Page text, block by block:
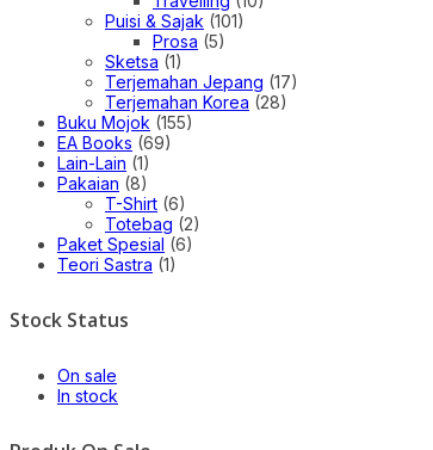
Puisi & Sajak (101)
Prosa (5)
Sketsa (1)
Terjemahan Jepang (17)
Terjemahan Korea (28)
Buku Mojok (155)
EA Books (69)
Lain-Lain (1)
Pakaian (8)
T-Shirt (6)
Totebag (2)
Paket Spesial (6)
Teori Sastra (1)
Stock Status
On sale
In stock